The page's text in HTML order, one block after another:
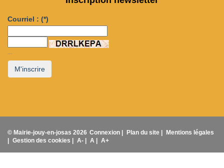
Courriel : (*)
...
M'inscrire
© Mairie-jouy-en-josas 2026 Connexion | Plan du site |
Mentions légales
Gestion des cookies | A- | A | A+